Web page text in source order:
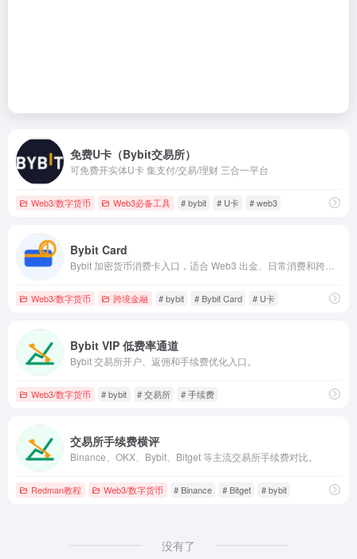
免费U卡（Bybit交易所）
可免费开实体U卡 集支付/交易/理财 三合一平台
Web3/数字货币 Web3必备工具 # bybit # U卡 # web3
Bybit Card
Web3/数字货币 跨境金融 # bybit # Bybit Card # U卡
Bybit VIP 低费率通道
Bybit 交易所开户、返佣和手续费优化入口。
Web3/数字货币 # bybit # 交易所 # 手续费
交易所手续费横评
Binance、OKX、Bybit、Bitget 等主流交易所手续费对比。
Redman教程 Web3/数字货币 # Binance # Bitget # bybit
没有了